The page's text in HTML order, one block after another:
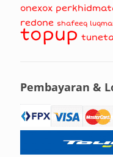
onexox
redone shafeeq
topup
Pembayaran &